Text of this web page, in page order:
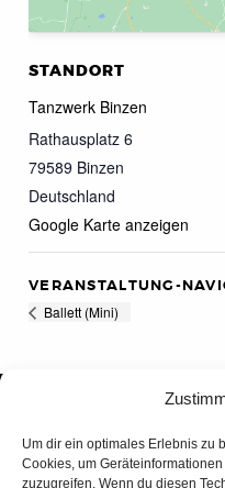
Um dir ein optimales Erlebnis zu
Cookies, um
zuzugreifen. Wenn du diesen
STANDORT
Tanzwerk Binzen
Rathausplatz 6
79589 Binzen
Deutschland
Google Karte anzeigen
VERANSTALTUNG-
Ballett (Mini)